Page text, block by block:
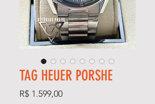
TAG HEUER PORSHE
R$ 1.599,00Preço